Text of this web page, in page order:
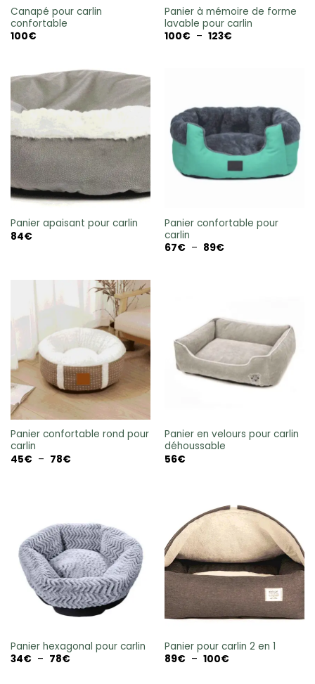
Canapé pour carlin
confortable
100€
Panier à mémoire de forme
lavable pour carlin
100€ – 123€Plage
Panier apaisant pour carlin
84€
Panier confortable pour
carlin
67€ – 89€Plage
Panier confortable rond pour
carlin
45€ – 78€Plage
Panier en velours pour carlin
déhoussable
56€
Panier hexagonal pour carlin
34€ – 78€Plage
Panier pour carlin 2 en 1
89€ – 100€Plage